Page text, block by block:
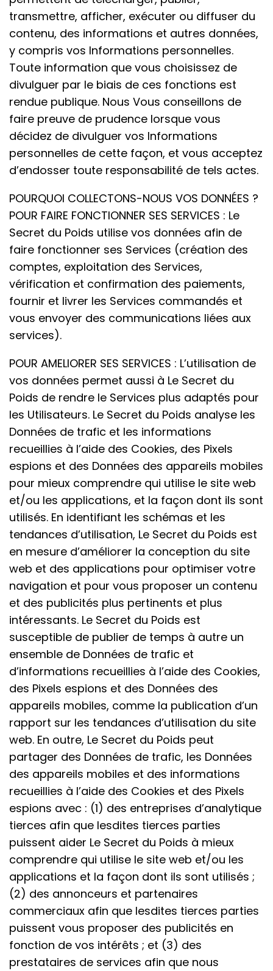
transmettre, afficher, exécuter ou diffuser du
contenu, des informations et autres données,
y compris vos Informations personnelles.
Toute information que vous choisissez de
divulguer par le biais de ces fonctions est
rendue publique. Nous Vous conseillons de
faire preuve de prudence lorsque vous
décidez de divulguer vos Informations
personnelles de cette façon, et vous acceptez
d’endosser toute responsabilité de tels actes.
POURQUOI COLLECTONS-NOUS VOS DONNÉES ?
POUR FAIRE FONCTIONNER SES SERVICES : Le
Secret du Poids utilise vos données afin de
faire fonctionner ses Services (création des
comptes, exploitation des Services,
vérification et confirmation des paiements,
fournir et livrer les Services commandés et
vous envoyer des communications liées aux
services).
POUR AMELIORER SES SERVICES : L’utilisation de
vos données permet aussi à Le Secret du
Poids de rendre le Services plus adaptés pour
les Utilisateurs. Le Secret du Poids analyse les
Données de trafic et les informations
recueillies à l’aide des Cookies, des Pixels
espions et des Données des appareils mobiles
pour mieux comprendre qui utilise le site web
et/ou les applications, et la façon dont ils sont
utilisés. En identifiant les schémas et les
tendances d’utilisation, Le Secret du Poids est
en mesure d’améliorer la conception du site
web et des applications pour optimiser votre
navigation et pour vous proposer un contenu
et des publicités plus pertinents et plus
intéressants. Le Secret du Poids est
susceptible de publier de temps à autre un
ensemble de Données de trafic et
d’informations recueillies à l’aide des Cookies,
des Pixels espions et des Données des
appareils mobiles, comme la publication d’un
rapport sur les tendances d’utilisation du site
web. En outre, Le Secret du Poids peut
partager des Données de trafic, les Données
des appareils mobiles et des informations
recueillies à l’aide des Cookies et des Pixels
espions avec : (1) des entreprises d’analytique
tierces afin que lesdites tierces parties
puissent aider Le Secret du Poids à mieux
comprendre qui utilise le site web et/ou les
applications et la façon dont ils sont utilisés ;
(2) des annonceurs et partenaires
commerciaux afin que lesdites tierces parties
puissent vous proposer des publicités en
fonction de vos intérêts ; et (3) des
prestataires de services afin que nous